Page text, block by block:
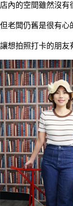
店內的空間雖然沒有
但老闆仍舊是很有心
讓想拍照打卡的朋友